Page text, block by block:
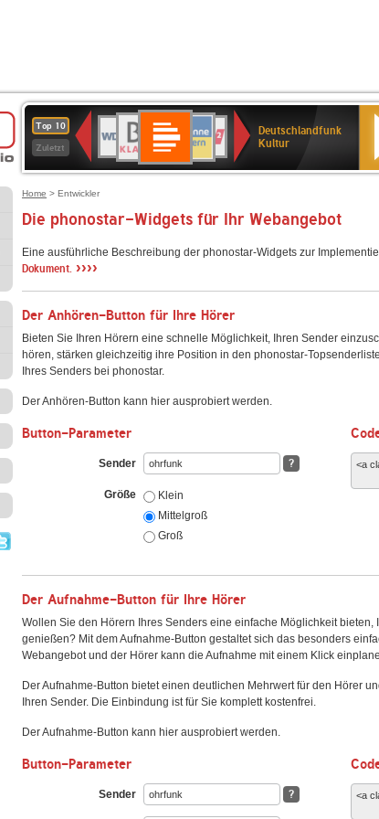
Top 10
Zuletzt
Deutschlandfunk
80er
90er
OLDIE
ANTENNE
SWR3
4
BR-
KLASSIK
Deutschlandfunk
Kultur
ANTENNE
BAYERN
SWR
Kultur
NDR
2
Deutschlandfunk
Kultur
Home > Entwickler
Die phonostar-Widgets für Ihr Webangebot
Eine ausführliche Beschreibung der phonostar-Widgets zur
Dokument. ››››
Der Anhören-Button für Ihre Hörer
Bieten Sie Ihren Hörern eine schnelle Möglichkeit, Ihren Sender
hören, stärken gleichzeitig ihre Position in den phonostar-
Ihres Senders bei phonostar.
Der Anhören-Button kann hier ausprobiert werden.
Button-Parameter
Sender ?
Größe
Klein
Mittelgroß
Groß
Der Aufnahme-Button für Ihre Hörer
Wollen Sie den Hörern Ihres Senders eine einfache Möglichkeit
genießen? Mit dem Aufnahme-Button gestaltet sich das besonders
Webangebot und der Hörer kann die Aufnahme mit einem Klick
Der Aufnahme-Button bietet einen deutlichen Mehrwert für den Hörer
Ihren Sender. Die Einbindung ist für Sie komplett kostenfrei.
Der Aufnahme-Button kann hier ausprobiert werden.
Button-Parameter
Sender ?